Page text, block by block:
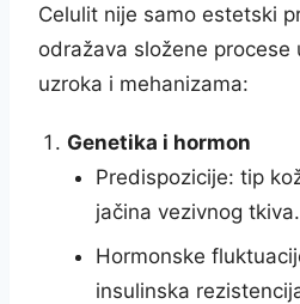
Celulit nije samo estetski
odražava složene procese
uzroka i mehanizama:
Genetika i hormon
Predispozicije: tip
jačina vezivnog tkiva.
Hormonske
insulinska